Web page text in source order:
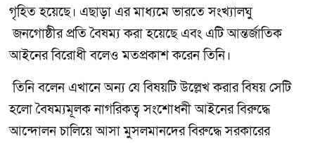
গৃহিত হয়েছে। এছাড়া এর মাধ্যমে ভারতে সংখ্যালঘু
জনগোষ্ঠীর প্রতি বৈষম্য করা হয়েছে এবং এটি আন্তর্জাতিক
আইনের বিরোধী বলেও মতপ্রকাশ করেন তিনি।
তিনি বলেন এখানে অন্য যে বিষয়টি উল্লেখ করার বিষয় সেটি
হলো বৈষম্যমূলক নাগরিকত্ব সংশোধনী আইনের বিরুদ্ধে
আন্দোলন চালিয়ে আসা মুসলমানদের বিরুদ্ধে সরকারের